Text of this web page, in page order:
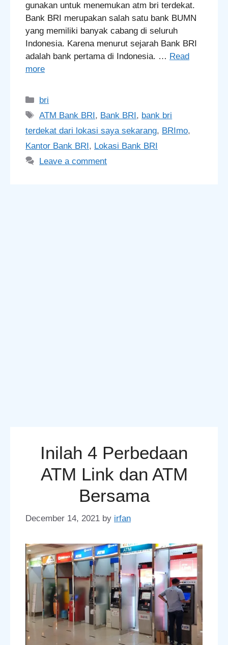
gunakan untuk menemukan atm bri terdekat.
Bank BRI merupakan salah satu bank BUMN
yang memiliki banyak cabang di seluruh
Indonesia. Karena menurut sejarah Bank BRI
adalah bank pertama di Indonesia. … Read
more
Categories
bri
Tags
ATM Bank BRI , Bank BRI , bank bri
terdekat dari lokasi saya sekarang, BRImo,
Kantor Bank BRI , Lokasi Bank BRI
Leave a comment
Inilah 4 Perbedaan
ATM Link dan ATM
Bersama
December 14, 2021 by irfan